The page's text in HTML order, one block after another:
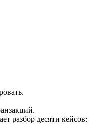
разбор десяти кейсов: